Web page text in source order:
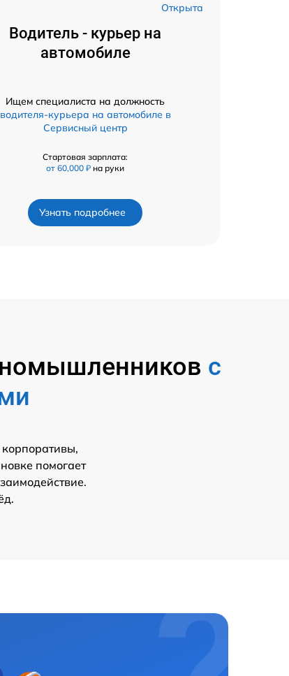
Открыта
Водитель - курьер на
автомобиле
Ищем специалиста на должность
водителя-курьера на автомобиле в
Сервисный центр
Стартовая зарплата:
от 60,000 ₽ на руки
Узнать подробнее
с
помогает